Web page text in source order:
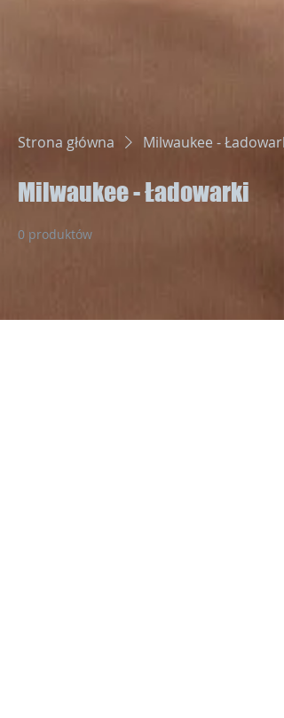
Strona główna Milwaukee - Ładowarki
Milwaukee - Ładowarki
0 produktów